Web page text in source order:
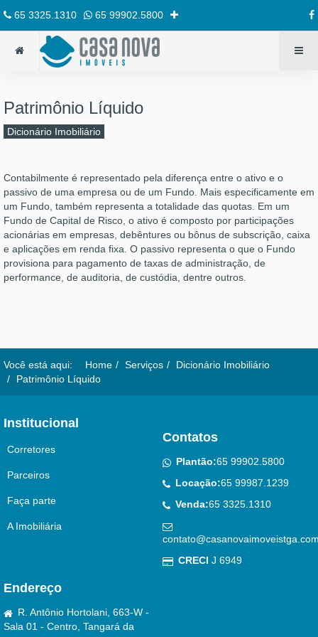
65 3325.1310 65 99902.5800
Patrimônio Líquido
Dicionário Imobiliário
Contabilmente é representado pela diferença entre o ativo e o
passivo de uma empresa ou de um Fundo. Mais especificamente em
um Fundo, também representa a totalidade das quotas. Em um
Fundo de Capital de Risco, o ativo é composto por participações
acionárias em empresas, debêntures ou bônus de subscrição, caixa
e aplicações em renda fixa. O passivo representa o que o Fundo
provisiona para pagamento de taxas de administração, de
performance, de auditoria, de custódia, dentre outros.
Você está aqui: Home Serviços
Dicionário Imobiliário
Patrimônio Líquido
Institucional
Corretores
Parceiros
Faça parte
A Imobiliária
Contatos
Plantão:65 99902.5800
Locação:65 99987.1239
Venda:65 3325.1310
CRECI J 6949
Endereço
R. Antônio Hortolani, 663-W -
Sala 01 - Centro, Tangará da